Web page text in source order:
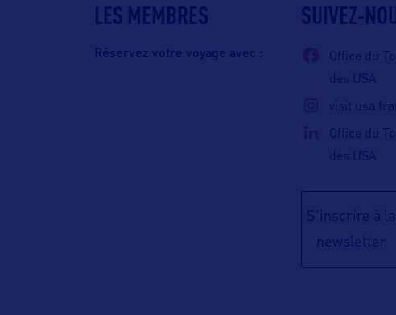
LES MEMBRES
Réservez votre voyage avec :
SUIVEZ-
Office du
des USA
visit usa
Office du
des USA
S'inscrire à la
newsletter